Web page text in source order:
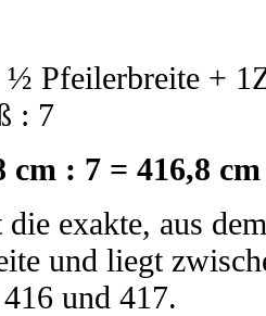
+
: 7
cm : 7 = 416,8 cm
exakte, aus
und liegt
und 417.